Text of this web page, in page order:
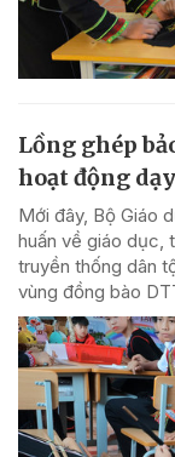
Lồng ghép
hoạt động
Mới đây, Bộ Giáo
huấn về giáo dục,
truyền thống dân
vùng đồng bào